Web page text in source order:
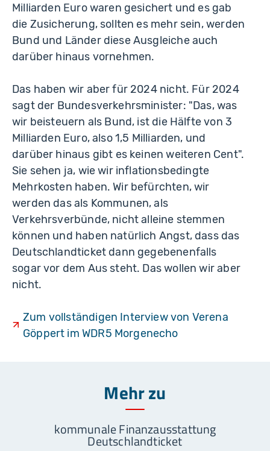
Milliarden Euro waren gesichert und es gab
die Zusicherung, sollten es mehr sein, werden
Bund und Länder diese Ausgleiche auch
darüber hinaus vornehmen.
Das haben wir aber für 2024 nicht. Für 2024
sagt der Bundesverkehrsminister: "Das, was
wir beisteuern als Bund, ist die Hälfte von 3
Milliarden Euro, also 1,5 Milliarden, und
darüber hinaus gibt es keinen weiteren Cent".
Sie sehen ja, wie wir inflationsbedingte
Mehrkosten haben. Wir befürchten, wir
werden das als Kommunen, als
Verkehrsverbünde, nicht alleine stemmen
können und haben natürlich Angst, dass das
Deutschlandticket dann gegebenenfalls
sogar vor dem Aus steht. Das wollen wir aber
nicht.
Zum vollständigen Interview von Verena
Göppert im WDR5 Morgenecho
Mehr zu
kommunale Finanzausstattung
Deutschlandticket